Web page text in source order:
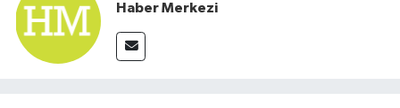
Haber Merkezi